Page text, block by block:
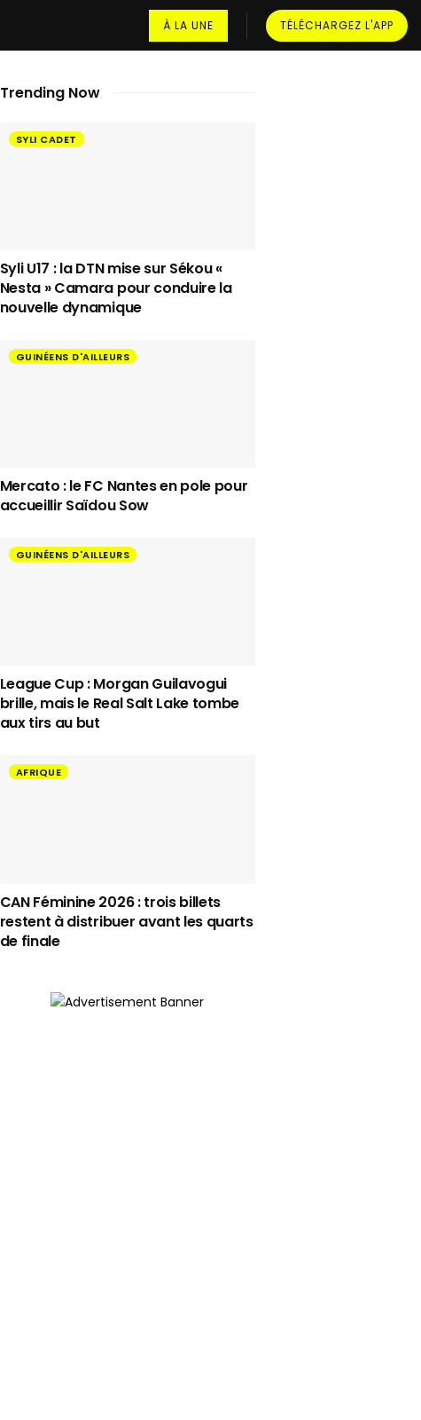
À LA UNE TÉLÉCHARGEZ L'APP
Trending Now
SYLI CADET
Syli U17 : la DTN mise sur Sékou «
Nesta » Camara pour conduire la
nouvelle dynamique
GUINÉENS D'AILLEURS
Mercato : le FC Nantes en pole pour
accueillir Saïdou Sow
GUINÉENS D'AILLEURS
League Cup : Morgan Guilavogui
brille, mais le Real Salt Lake tombe
aux tirs au but
AFRIQUE
CAN Féminine 2026 : trois billets
restent à distribuer avant les quarts
de finale